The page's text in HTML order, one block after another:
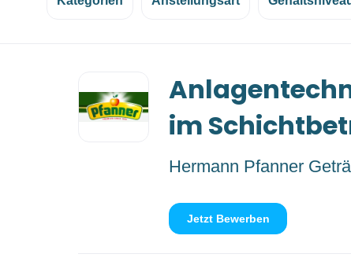
job
list
im
Hermann Pfanner
Jetzt Bewerben